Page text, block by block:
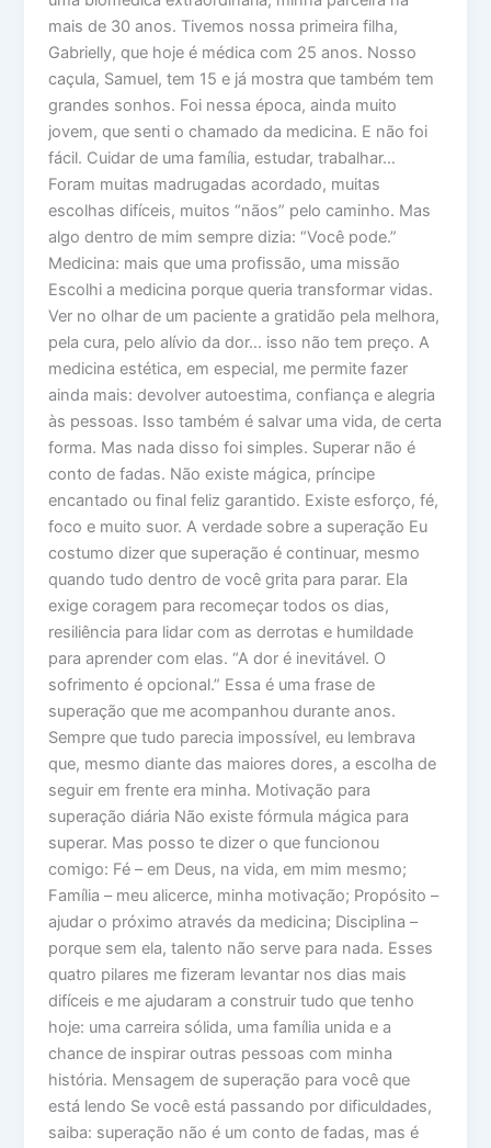
mais de 30 anos. Tivemos nossa primeira filha,
Gabrielly, que hoje é médica com 25 anos. Nosso
caçula, Samuel, tem 15 e já mostra que também tem
grandes sonhos. Foi nessa época, ainda muito
jovem, que senti o chamado da medicina. E não foi
fácil. Cuidar de uma família, estudar, trabalhar…
Foram muitas madrugadas acordado, muitas
escolhas difíceis, muitos “nãos” pelo caminho. Mas
algo dentro de mim sempre dizia: “Você pode.”
Medicina: mais que uma profissão, uma missão
Escolhi a medicina porque queria transformar vidas.
Ver no olhar de um paciente a gratidão pela melhora,
pela cura, pelo alívio da dor… isso não tem preço. A
medicina estética, em especial, me permite fazer
ainda mais: devolver autoestima, confiança e alegria
às pessoas. Isso também é salvar uma vida, de certa
forma. Mas nada disso foi simples. Superar não é
conto de fadas. Não existe mágica, príncipe
encantado ou final feliz garantido. Existe esforço, fé,
foco e muito suor. A verdade sobre a superação Eu
costumo dizer que superação é continuar, mesmo
quando tudo dentro de você grita para parar. Ela
exige coragem para recomeçar todos os dias,
resiliência para lidar com as derrotas e humildade
para aprender com elas. “A dor é inevitável. O
sofrimento é opcional.” Essa é uma frase de
superação que me acompanhou durante anos.
Sempre que tudo parecia impossível, eu lembrava
que, mesmo diante das maiores dores, a escolha de
seguir em frente era minha. Motivação para
superação diária Não existe fórmula mágica para
superar. Mas posso te dizer o que funcionou
comigo: Fé – em Deus, na vida, em mim mesmo;
Família – meu alicerce, minha motivação; Propósito –
ajudar o próximo através da medicina; Disciplina –
porque sem ela, talento não serve para nada. Esses
quatro pilares me fizeram levantar nos dias mais
difíceis e me ajudaram a construir tudo que tenho
hoje: uma carreira sólida, uma família unida e a
chance de inspirar outras pessoas com minha
história. Mensagem de superação para você que
está lendo Se você está passando por dificuldades,
saiba: superação não é um conto de fadas, mas é